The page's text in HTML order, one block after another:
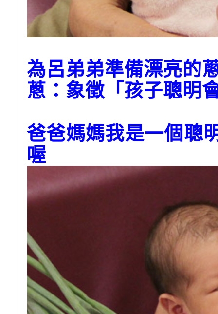
為呂弟弟準備漂亮的
蔥：象徵「孩子聰明
爸爸媽媽我是一個聰
喔